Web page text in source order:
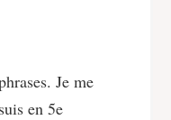
Je me
en 5e